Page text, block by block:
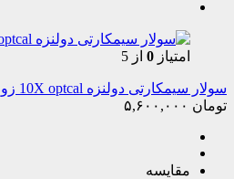
امتیاز 0 از 5
سولار سیمکارتی دولنزه 10X optcal زوم دار
تومان
مقایسه